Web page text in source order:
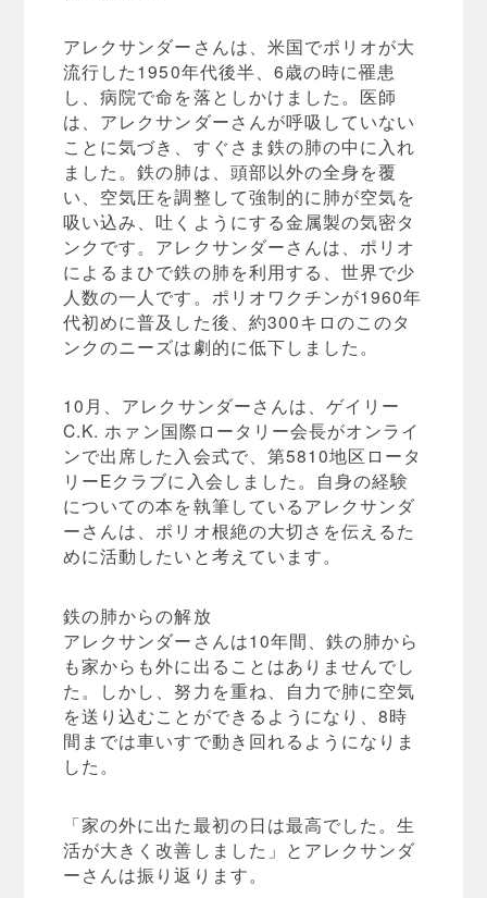
アレクサンダーさんは、米国でポリオが大
流行した1950年代後半、6歳の時に罹患
し、病院で命を落としかけました。医師
は、アレクサンダーさんが呼吸していない
ことに気づき、すぐさま鉄の肺の中に入れ
ました。鉄の肺は、頭部以外の全身を覆
い、空気圧を調整して強制的に肺が空気を
吸い込み、吐くようにする金属製の気密タ
ンクです。アレクサンダーさんは、ポリオ
によるまひで鉄の肺を利用する、世界で少
人数の一人です。ポリオワクチンが1960年
代初めに普及した後、約300キロのこのタ
ンクのニーズは劇的に低下しました。
10月、アレクサンダーさんは、ゲイリー
C.K. ホァン国際ロータリー会長がオンライ
ンで出席した入会式で、第5810地区ロータ
リーEクラブに入会しました。自身の経験
についての本を執筆しているアレクサンダ
ーさんは、ポリオ根絶の大切さを伝えるた
めに活動したいと考えています。
鉄の肺からの解放
アレクサンダーさんは10年間、鉄の肺から
も家からも外に出ることはありませんでし
た。しかし、努力を重ね、自力で肺に空気
を送り込むことができるようになり、8時
間までは車いすで動き回れるようになりま
した。
「家の外に出た最初の日は最高でした。生
活が大きく改善しました」とアレクサンダ
ーさんは振り返ります。